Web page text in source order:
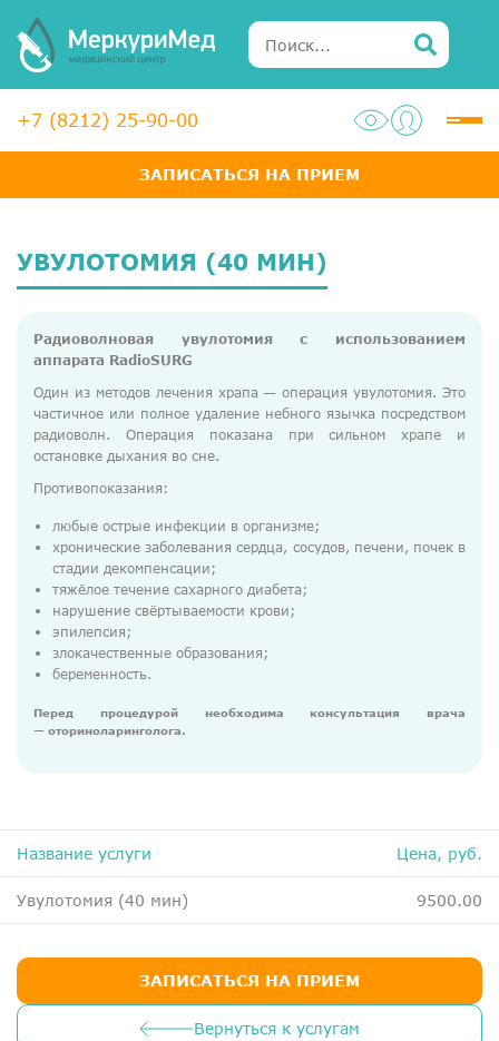
+7 (8212) 25-90-00
ЗАПИСАТЬСЯ НА ПРИЕМ
Услуги
ЛОР-центр
Медосмотры для справок
Медосмотры
Вакансии
УВУЛОТОМИЯ (40 МИН)
Радиоволновая увулотомия с использованием
аппарата RadioSURG
Один из методов лечения храпа — операция увулотомия. Это
частичное или полное удаление небного язычка посредством
радиоволн. Операция показана при сильном храпе и
остановке дыхания во сне.
Противопоказания:
любые острые инфекции в организме;
хронические заболевания сердца, сосудов, печени, почек в
стадии декомпенсации;
тяжёлое течение сахарного диабета;
нарушение свёртываемости крови;
эпилепсия;
злокачественные образования;
беременность.
Перед процедурой необходима консультация врача
— оториноларинголога.
Название услуги Цена, руб.
Увулотомия (40 мин) 9500.00
Вернуться к услугам
ЗАПИСАТЬСЯ НА ПРИЕМ